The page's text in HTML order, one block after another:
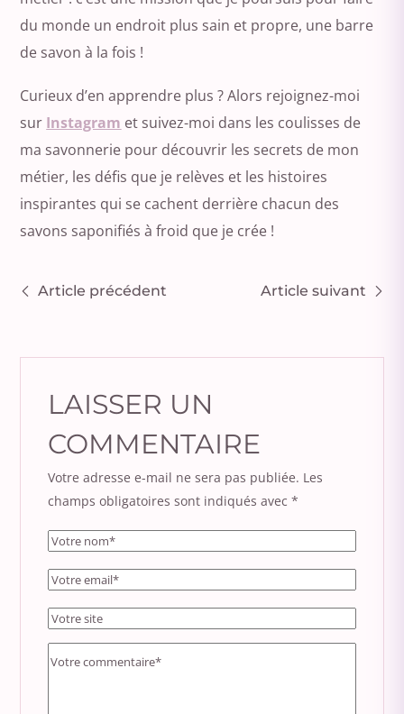
du monde un endroit plus sain et propre, une barre
de savon à la fois !
Curieux d’en apprendre plus ? Alors rejoignez-moi
sur Instagram et suivez-moi dans les coulisses de
ma savonnerie pour découvrir les secrets de mon
métier, les défis que je relèves et les histoires
inspirantes qui se cachent derrière chacun des
savons saponifiés à froid que je crée !
Article précédent Article suivant
LAISSER UN
COMMENTAIRE
Votre adresse e-mail ne sera pas publiée. Les
champs obligatoires sont indiqués avec*